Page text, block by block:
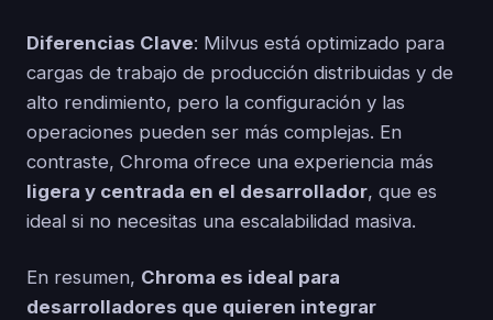
Diferencias Clave: Milvus está optimizado para
cargas de trabajo de producción distribuidas y de
alto rendimiento, pero la configuración y las
operaciones pueden ser más complejas. En
contraste, Chroma ofrece una experiencia más
ligera y centrada en el desarrollador, que es
ideal si no necesitas una escalabilidad masiva.
En resumen, Chroma es ideal para
desarrolladores que quieren integrar